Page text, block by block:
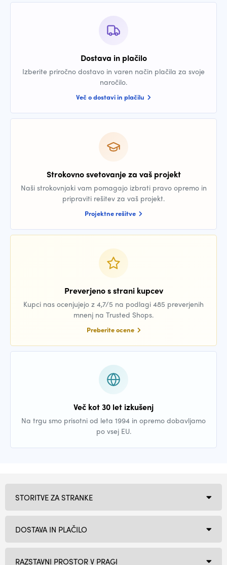
Dostava in plačilo
Izberite priročno dostavo in varen način plačila za svoje
naročilo.
Več o dostavi in plačilu
Strokovno svetovanje za vaš projekt
Naši strokovnjaki vam pomagajo izbrati pravo opremo in
pripraviti rešitev za vaš projekt.
Projektne rešitve
Preverjeno s strani kupcev
Kupci nas ocenjujejo z 4,7/5 na podlagi 485 preverjenih
mnenj na Trusted Shops.
Preberite ocene
Več kot 30 let izkušenj
Na trgu smo prisotni od leta 1994 in opremo dobavljamo
po vsej EU.
RAZSTAVNI PROSTOR V PRAGI
STORITVE ZA STRANKE
DOSTAVA IN PLAČILO